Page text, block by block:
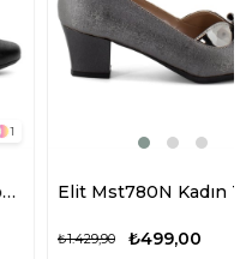
Elit Mst780N Kadın Topuklu Ayakkabı Platin
₺499,00